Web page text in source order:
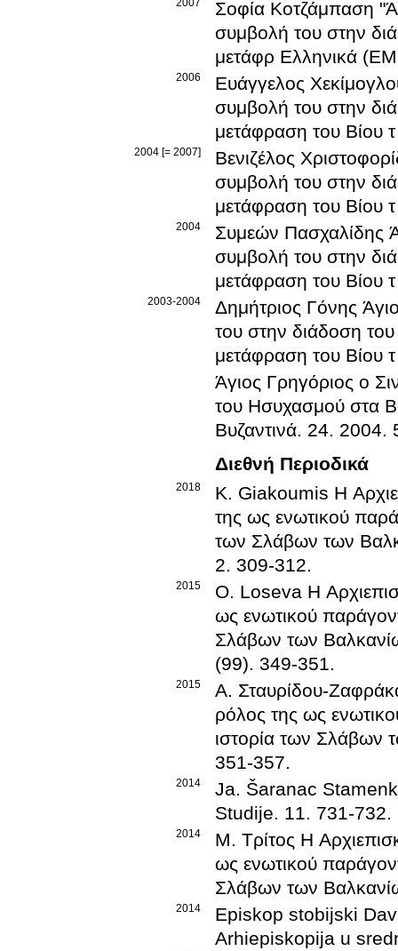
2007 Σοφία Κοτζάμπαση
συμβολή του στην
μετάφρ Ελληνικά
2006
Ευάγγελος
συμβολή του στην
μετάφραση του Βίου τ
2004 [= 2007]
Βενιζέλος
συμβολή του στην
μετάφραση του Βίου τ
2004 Συμεών Πασχαλίδης
συμβολή του στην
μετάφραση του Βίου τ
2003-2004 Δημήτριος Γόνης
του στην διάδοση
μετάφραση του Βίου τ
Άγιος Γρηγόριος ο
του Ησυχασμού στα
Βυζαντινά. 24. 2004.
Διεθνή Περιοδικά
2018 K. Giakoumis Η
της ως ενωτικού
των Σλάβων των
2. 309-312.
2015 O. Loseva Η
ως ενωτικού
Σλάβων των
(99). 349-351.
2015
Α. Σταυρίδου-
ρόλος της ως
ιστορία των Σλάβων
351-357.
2014
Ja. Šaranac
Studije. 11. 731-732.
2014 Μ. Τρίτος Η
ως ενωτικού
Σλάβων των
2014
Episkop stobijski
Arhiepiskopija u